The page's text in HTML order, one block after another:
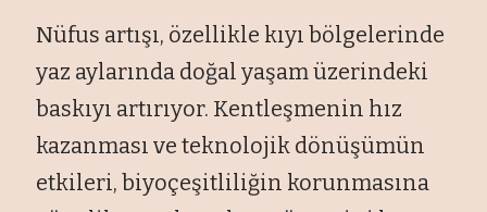
Nüfus artışı, özellikle kıyı bölgelerinde
yaz aylarında doğal yaşam üzerindeki
baskıyı artırıyor. Kentleşmenin hız
kazanması ve teknolojik dönüşümün
etkileri, biyoçeşitliliğin korunmasına